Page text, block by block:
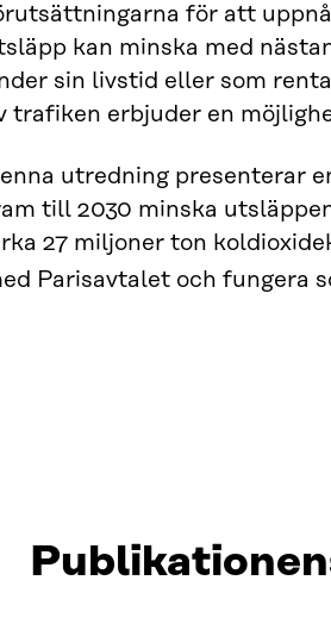
för att
kan minska med
sin livstid eller som
trafiken erbjuder en
utredning presenterar
till 2030 minska
27 miljoner ton
Parisavtalet och fungera